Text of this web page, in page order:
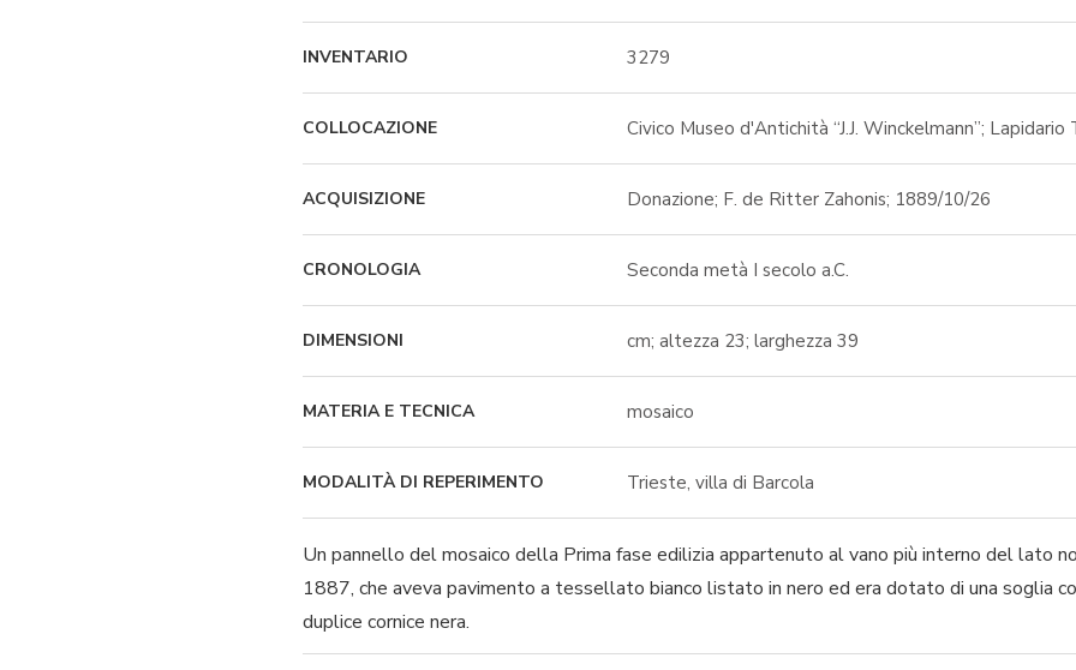
INVENTARIO 3279
COLLOCAZIONE Civico Museo d'Antichità “J.J. Winckelmann”;
ACQUISIZIONE Donazione; F. de Ritter Zahonis; 1889/10/26
CRONOLOGIA Seconda metà I secolo a.C.
DIMENSIONI cm; altezza 23; larghezza 39
MATERIA E TECNICA mosaico
MODALITÀ DI REPERIMENTO Trieste, villa di Barcola
Un pannello del mosaico della Prima fase edilizia appartenuto al vano più interno del lato
1887, che aveva pavimento a tessellato bianco listato in nero ed era dotato di una soglia
duplice cornice nera.